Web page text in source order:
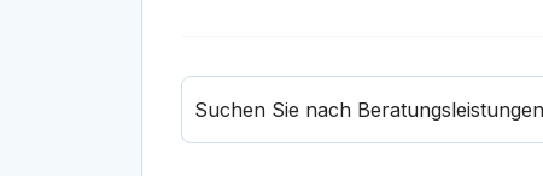
Suchen Sie nach